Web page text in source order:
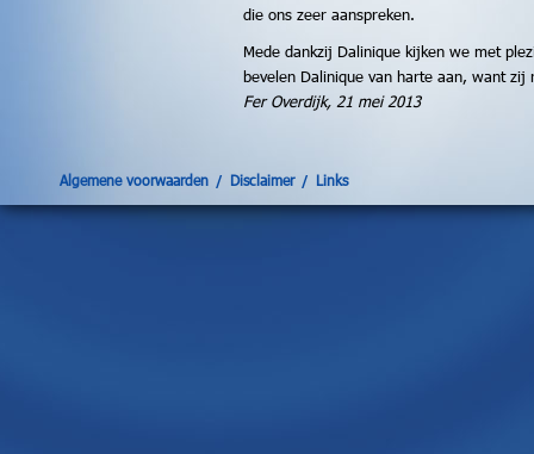
die ons zeer aanspreken.
Mede dankzij Dalinique kijken we met
bevelen Dalinique van harte aan, want zij
Fer Overdijk, 21 mei 2013
Algemene voorwaarden Disclaimer Links